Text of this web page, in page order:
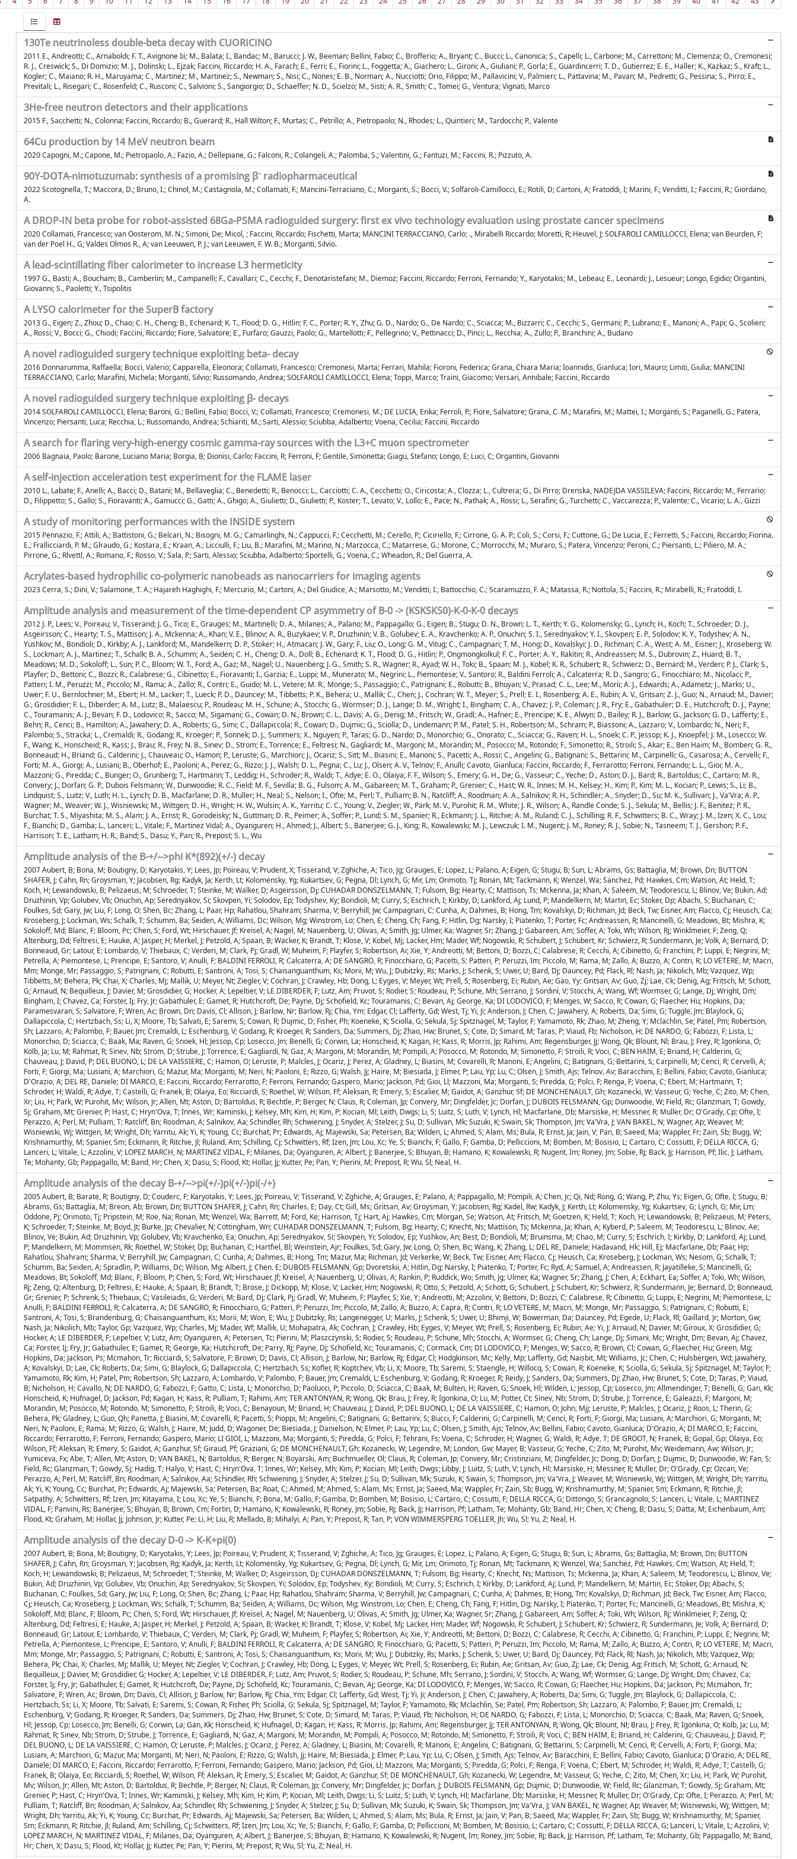
130Te neutrinoless double-beta decay with CUORICINO
2011 E., Andreotti; C., Arnaboldi; F. T., Avignone Iii; M., Balata; I., Bandac; M., Barucci; J. W., Beeman; Bellini, Fabio; C., Brofferio; A., Bryant; C., Bucci; L., Canonica; S., Capelli; L., Carbone; M., Carrettoni; M., Clemenza; O., Cremonesi;
R. J., Creswick; S., Di Domizio; M. J., Dolinski; L., Ejzak; Faccini, Riccardo; H. A., Farach; E., Ferri; E., Fiorini; L., Foggetta; A., Giachero; L., Gironi; A., Giuliani; P., Gorla; E., Guardincerri; T. D., Gutierrez; E. E., Haller; K., Kazkaz; S., Kraft; L.,
Kogler; C., Maiano; R. H., Maruyama; C., Martinez; M., Martinez; S., Newman; S., Nisi; C., Nones; E. B., Norman; A., Nucciotti; Orio, Filippo; M., Pallavicini; V., Palmieri; L., Pattavina; M., Pavan; M., Pedretti; G., Pessina; S., Pirro; E.,
Previtali; L., Risegari; C., Rosenfeld; C., Rusconi; C., Salvioni; S., Sangiorgio; D., Schaeffer; N. D., Scielzo; M., Sisti; A. R., Smith; C., Tomei; G., Ventura; Vignati, Marco
3He-free neutron detectors and their applications
2015 F., Sacchetti; N., Colonna; Faccini, Riccardo; B., Guerard; R., Hall Wilton; F., Murtas; C., Petrillo; A., Pietropaolo; N., Rhodes; L., Quintieri; M., Tardocchi; P., Valente
64Cu production by 14 MeV neutron beam
2020 Capogni, M.; Capone, M.; Pietropaolo, A.; Fazio, A.; Dellepiane, G.; Falconi, R.; Colangeli, A.; Palomba, S.; Valentini, G.; Fantuzi, M.; Faccini, R.; Pizzuto, A.
90Y-DOTA-nimotuzumab: synthesis of a promising β⁻ radiopharmaceutical
2022 Scotognella, T.; Maccora, D.; Bruno, I.; Chinol, M.; Castagnola, M.; Collamati, F.; Mancini-Terraciano, C.; Morganti, S.; Bocci, V.; Solfaroli-Camillocci, E.; Rotili, D; Cartoni, A; Fratoddi, I; Marini, F.; Venditti, I.; Faccini, R.; Giordano,
A.
A DROP-IN beta probe for robot-assisted 68Ga-PSMA radioguided surgery: first ex vivo technology evaluation using prostate cancer specimens
2020 Collamati, Francesco; van Oosterom, M. N.; Simoni, De; Micol, ; Faccini, Riccardo; Fischetti, Marta; MANCINI TERRACCIANO, Carlo; ., Mirabelli Riccardo; Moretti, R; Heuvel, J; SOLFAROLI CAMILLOCCI, Elena; van Beurden, F;
van der Poel H., G; Valdes Olmos R., A; van Leeuwen, P. J.; van Leeuwen, F. W. B.; Morganti, Silvio.
A lead-scintillating fiber calorimeter to increase L3 hermeticity
1997 G., Basti; A., Boucham; B., Camberlin; M., Campanelli; F., Cavallari; C., Cecchi; F., Denotaristefani; M., Diemoz; Faccini, Riccardo; Ferroni, Fernando; Y., Karyotakis; M., Lebeau; E., Leonardi; J., Lesueur; Longo, Egidio; Organtini,
Giovanni; S., Paoletti; Y., Tsipolitis
A LYSO calorimeter for the SuperB factory
2013 G., Eigen; Z., Zhou; D., Chao; C. H., Cheng; B., Echenard; K. T., Flood; D. G., Hitlin; F. C., Porter; R. Y., Zhu; G. D., Nardo; G., De Nardo; C., Sciacca; M., Bizzarri; C., Cecchi; S., Germani; P., Lubrano; E., Manoni; A., Papi; G., Scolieri;
A., Rossi; V., Bocci; G., Chiodi; Faccini, Riccardo; Fiore, Salvatore; E., Furfaro; Gauzzi, Paolo; G., Martellotti; F., Pellegrino; V., Pettinacci; D., Pinci; L., Recchia; A., Zullo; P., Branchini; A., Budano
A novel radioguided surgery technique exploiting beta- decay
2016 Donnarumma, Raffaella; Bocci, Valerio; Capparella, Eleonora; Collamati, Francesco; Cremonesi, Marta; Ferrari, Mahila; Fioroni, Federica; Grana, Chiara Maria; Ioannidis, Gianluca; Iori, Mauro; Limiti, Giulia; MANCINI
TERRACCIANO, Carlo; Marafini, Michela; Morganti, Silvio; Russomando, Andrea; SOLFAROLI CAMILLOCCI, Elena; Toppi, Marco; Traini, Giacomo; Versari, Annibale; Faccini, Riccardo
A novel radioguided surgery technique exploiting β- decays
2014 SOLFAROLI CAMILLOCCI, Elena; Baroni, G.; Bellini, Fabio; Bocci, V.; Collamati, Francesco; Cremonesi, M.; DE LUCIA, Erika; Ferroli, P.; Fiore, Salvatore; Grana, C. M.; Marafini, M.; Mattei, I.; Morganti, S.; Paganelli, G.; Patera,
Vincenzo; Piersanti, Luca; Recchia, L.; Russomando, Andrea; Schiariti, M.; Sarti, Alessio; Sciubba, Adalberto; Voena, Cecilia; Faccini, Riccardo
A search for flaring very-high-energy cosmic gamma-ray sources with the L3+C muon spectrometer
2006 Bagnaia, Paolo; Barone, Luciano Maria; Borgia, B; Dionisi, Carlo; Faccini, R; Ferroni, F; Gentile, Simonetta; Giagu, Stefano; Longo, E; Luci, C; Organtini, Giovanni
A self-injection acceleration test experiment for the FLAME laser
2010 L., Labate; F., Anelli; A., Bacci; D., Batani; M., Bellaveglia; C., Benedetti; R., Benocci; L., Cacciotti; C. A., Cecchetti; O., Ciricosta; A., Clozza; L., Cultrera; G., Di Pirro; Drenska, NADEJDA VASSILEVA; Faccini, Riccardo; M., Ferrario;
D., Filippetto; S., Gallo; S., Fioravanti; A., Gamucci; G., Gatti; A., Ghigo; A., Giulietti; D., Giulietti; P., Koster; T., Levato; V., Lollo; E., Pace; N., Pathak; A., Rossi; L., Serafini; G., Turchetti; C., Vaccarezza; P., Valente; C., Vicario; L. A., Gizzi
A study of monitoring performances with the INSIDE system
2015 Pennazio, F.; Attili, A.; Battistoni, G.; Belcari, N.; Bisogni, M. G.; Camarlinghi, N.; Cappucci, F.; Cecchetti, M.; Cerello, P.; Ciciriello, F.; Cirrone, G. A. P.; Coli, S.; Corsi, F.; Cuttone, G.; De Lucia, E.; Ferretti, S.; Faccini, Riccardo; Fiorina,
E.; Frallicciardi, P. M.; Glraudo, G.; Kostara, E.; Kraan, A.; Licciulli, F.; Liu, B.; Marafini, M.; Marino, N.; Marzocca, C.; Matarrese, G.; Morone, C.; Morrocchi, M.; Muraro, S.; Patera, Vincenzo; Peroni, C.; Piersanti, L.; Piliero, M. A.;
Pirrone, G.; Rlvettl, A.; Romano, F.; Rosso, V.; Sala, P.; Sarti, Alessio; Sciubba, Adalberto; Sportelli, G.; Voena, C.; Wheadon, R.; Del Guerra, A.
Acrylates-based hydrophilic co-polymeric nanobeads as nanocarriers for imaging agents
2023 Cerra, S.; Dini, V.; Salamone, T. A.; Hajareh Haghighi, F.; Mercurio, M.; Cartoni, A.; Del Giudice, A.; Marsotto, M.; Venditti, I.; Battocchio, C.; Scaramuzzo, F. A.; Matassa, R.; Nottola, S.; Faccini, R.; Mirabelli, R.; Fratoddi, I.
Amplitude analysis and measurement of the time-dependent CP asymmetry of B-0 -> (KSKSKS0)-K-0-K-0 decays
2012 J. P., Lees; V., Poireau; V., Tisserand; J. G., Tico; E., Grauges; M., Martinelli; D. A., Milanes; A., Palano; M., Pappagallo; G., Eigen; B., Stugu; D. N., Brown; L. T., Kerth; Y. G., Kolomensky; G., Lynch; H., Koch; T., Schroeder; D. J.,
Asgeirsson; C., Hearty; T. S., Mattison; J. A., Mckenna; A., Khan; V. E., Blinov; A. R., Buzykaev; V. P., Druzhinin; V. B., Golubev; E. A., Kravchenko; A. P., Onuchin; S. I., Serednyakov; Y. I., Skovpen; E. P., Solodov; K. Y., Todyshev; A. N.,
Yushkov; M., Bondioli; D., Kirkby; A. J., Lankford; M., Mandelkern; D. P., Stoker; H., Atmacan; J. W., Gary; F., Liu; O., Long; G. M., Vitug; C., Campagnari; T. M., Hong; D., Kovalskyi; J. D., Richman; C. A., West; A. M., Eisner; J., Kroseberg; W.
S., Lockman; A. J., Martinez; T., Schalk; B. A., Schumm; A., Seiden; C. H., Cheng; D. A., Doll; B., Echenard; K. T., Flood; D. G., Hitlin; P., Ongmongkolkul; F. C., Porter; A. Y., Rakitin; R., Andreassen; M. S., Dubrovin; Z., Huard; B. T.,
Meadows; M. D., Sokoloff; L., Sun; P. C., Bloom; W. T., Ford; A., Gaz; M., Nagel; U., Nauenberg; J. G., Smith; S. R., Wagner; R., Ayad; W. H., Toki; B., Spaan; M. J., Kobel; K. R., Schubert; R., Schwierz; D., Bernard; M., Verderi; P. J., Clark; S.,
Playfer; D., Bettoni; C., Bozzi; R., Calabrese; G., Cibinetto; E., Fioravanti; I., Garzia; E., Luppi; M., Munerato; M., Negrini; L., Piemontese; V., Santoro; R., Baldini Ferroli; A., Calcaterra; R. D., Sangro; G., Finocchiaro; M., Nicolaci; P.,
Patteri; I. M., Peruzzi; M., Piccolo; M., Rama; A., Zallo; R., Contri; E., Guido; M. L., Vetere; M. R., Monge; S., Passaggio; C., Patrignani; E., Robutti; B., Bhuyan; V., Prasad; C. L., Lee; M., Morii; A. J., Edwards; A., Adametz; J., Marks; U.,
Uwer; F. U., Bernlochner; M., Ebert; H. M., Lacker; T., Lueck; P. D., Dauncey; M., Tibbetts; P. K., Behera; U., Mallik; C., Chen; J., Cochran; W. T., Meyer; S., Prell; E. I., Rosenberg; A. E., Rubin; A. V., Gritsan; Z. J., Guo; N., Arnaud; M., Davier;
G., Grosdidier; F. L., Diberder; A. M., Lutz; B., Malaescu; P., Roudeau; M. H., Schune; A., Stocchi; G., Wormser; D. J., Lange; D. M., Wright; I., Bingham; C. A., Chavez; J. P., Coleman; J. R., Fry; E., Gabathuler; D. E., Hutchcroft; D. J., Payne;
C., Touramanis; A. J., Bevan; F. D., Lodovico; R., Sacco; M., Sigamani; G., Cowan; D. N., Brown; C. L., Davis; A. G., Denig; M., Fritsch; W., Gradl; A., Hafner; E., Prencipe; K. E., Alwyn; D., Bailey; R. J., Barlow; G., Jackson; G. D., Lafferty; E.,
Behn; R., Cenci; B., Hamilton; A., Jawahery; D. A., Roberts; G., Simi; C., Dallapiccola; R., Cowan; D., Dujmic; G., Sciolla; D., Lindemann; P. M., Patel; S. H., Robertson; M., Schram; P., Biassoni; A., Lazzaro; V., Lombardo; N., Neri; F.,
Palombo; S., Stracka; L., Cremaldi; R., Godang; R., Kroeger; P., Sonnek; D. J., Summers; X., Nguyen; P., Taras; G. D., Nardo; D., Monorchio; G., Onorato; C., Sciacca; G., Raven; H. L., Snoek; C. P., Jessop; K. J., Knoepfel; J. M., Losecco; W.
F., Wang; K., Honscheid; R., Kass; J., Brau; R., Frey; N. B., Sinev; D., Strom; E., Torrence; E., Feltresi; N., Gagliardi; M., Margoni; M., Morandin; M., Posocco; M., Rotondo; F., Simonetto; R., Stroili; S., Akar; E., Ben Haim; M., Bomben; G. R.,
Bonneaud; H., Briand; G., Calderini; J., Chauveau; O., Hamon; P., Leruste; G., Marchiori; J., Ocariz; S., Sitt; M., Biasini; E., Manoni; S., Pacetti; A., Rossi; C., Angelini; G., Batignani; S., Bettarini; M., Carpinelli; G., Casarosa; A., Cervelli; F.,
Forti; M. A., Giorgi; A., Lusiani; B., Oberhof; E., Paoloni; A., Perez; G., Rizzo; J. J., Walsh; D. L., Pegna; C., Lu; J., Olsen; A. V., Telnov; F., Anulli; Cavoto, Gianluca; Faccini, Riccardo; F., Ferrarotto; Ferroni, Fernando; L. L., Gioi; M. A.,
Mazzoni; G., Piredda; C., Bunger; O., Grunberg; T., Hartmann; T., Leddig; H., Schroder; R., Waldi; T., Adye; E. O., Olaiya; F. F., Wilson; S., Emery; G. H., De; G., Vasseur; C., Yeche; D., Aston; D. J., Bard; R., Bartoldus; C., Cartaro; M. R.,
Convery; J., Dorfan; G. P., Dubois Felsmann; W., Dunwoodie; R. C., Field; M. F., Sevilla; B. G., Fulsom; A. M., Gabareen; M. T., Graham; P., Grenier; C., Hast; W. R., Innes; M. H., Kelsey; H., Kim; P., Kim; M. L., Kocian; P., Lewis; S., Li; B.,
Lindquist; S., Luitz; V., Luth; H. L., Lynch; D. B., Macfarlane; D. R., Muller; H., Neal; S., Nelson; I., Ofte; M., Perl; T., Pulliam; B. N., Ratcliff; A., Roodman; A. A., Salnikov; R. H., Schindler; A., Snyder; D., Su; M. K., Sullivan; J., Va'Vra; A. P.,
Wagner; M., Weaver; W. J., Wisniewski; M., Wittgen; D. H., Wright; H. W., Wulsin; A. K., Yarritu; C. C., Young; V., Ziegler; W., Park; M. V., Purohit; R. M., White; J. R., Wilson; A., Randle Conde; S. J., Sekula; M., Bellis; J. F., Benitez; P. R.,
Burchat; T. S., Miyashita; M. S., Alam; J. A., Ernst; R., Gorodeisky; N., Guttman; D. R., Peimer; A., Soffer; P., Lund; S. M., Spanier; R., Eckmann; J. L., Ritchie; A. M., Ruland; C. J., Schilling; R. F., Schwitters; B. C., Wray; J. M., Izen; X. C., Lou;
F., Bianchi; D., Gamba; L., Lanceri; L., Vitale; F., Martinez Vidal; A., Oyanguren; H., Ahmed; J., Albert; S., Banerjee; G. J., King; R., Kowalewski; M. J., Lewczuk; I. M., Nugent; J. M., Roney; R. J., Sobie; N., Tasneem; T. J., Gershon; P. F.,
Harrison; T. E., Latham; H. R., Band; S., Dasu; Y., Pan; R., Prepost; S. L., Wu
Amplitude analysis of the B-+/-->phi K*(892)(+/-) decay
2007 Aubert, B; Bona, M; Boutigny, D; Karyotakis, Y; Lees, Jp; Poireau, V; Prudent, X; Tisserand, V; Zghiche, A; Tico, Jg; Grauges, E; Lopez, L; Palano, A; Eigen, G; Stugu, B; Sun, L; Abrams, Gs; Battaglia, M; Brown, Dn; BUTTON
SHAFER, J; Cahn, Rn; Groysman, Y; Jacobsen, Rg; Kadyk, Ja; Kerth, Lt; Kolomensky, Yg; Kukartsev, G; Pegna, Dl; Lynch, G; Mir, Lm; Orimoto, Tj; Ronan, Mt; Tackmann, K; Wenzel, Wa; Sanchez, Pd; Hawkes, Cm; Watson, At; Held, T;
Koch, H; Lewandowski, B; Pelizaeus, M; Schroeder, T; Steinke, M; Walker, D; Asgeirsson, Dj; CUHADAR DONSZELMANN, T; Fulsom, Bg; Hearty, C; Mattison, Ts; Mckenna, Ja; Khan, A; Saleem, M; Teodorescu, L; Blinov, Ve; Bukin, Ad;
Druzhinin, Vp; Golubev, Vb; Onuchin, Ap; Serednyakov, Si; Skovpen, Yi; Solodov, Ep; Todyshev, Ky; Bondioli, M; Curry, S; Eschrich, I; Kirkby, D; Lankford, Aj; Lund, P; Mandelkern, M; Martin, Ec; Stoker, Dp; Abachi, S; Buchanan, C;
Foulkes, Sd; Gary, Jw; Liu, F; Long, O; Shen, Bc; Zhang, L; Paar, Hp; Rahatlou, Shahram; Sharma, V; Berryhill, Jw; Campagnari, C; Cunha, A; Dahmes, B; Hong, Tm; Kovalskyi, D; Richman, Jd; Beck, Tw; Eisner, Am; Flacco, Cj; Heusch, Ca;
Kroseberg, J; Lockman, Ws; Schalk, T; Schumm, Ba; Seiden, A; Williams, Dc; Wilson, Mg; Winstrom, Lo; Chen, E; Cheng, Ch; Fang, F; Hitlin, Dg; Narsky, I; Piatenko, T; Porter, Fc; Andreassen, R; Mancinelli, G; Meadows, Bt; Mishra, K;
Sokoloff, Md; Blanc, F; Bloom, Pc; Chen, S; Ford, Wt; Hirschauer, Jf; Kreisel, A; Nagel, M; Nauenberg, U; Olivas, A; Smith, Jg; Ulmer, Ka; Wagner, Sr; Zhang, J; Gabareen, Am; Soffer, A; Toki, Wh; Wilson, Rj; Winklmeier, F; Zeng, Q;
Altenburg, Dd; Feltresi, E; Hauke, A; Jasper, H; Merkel, J; Petzold, A; Spaan, B; Wacker, K; Brandt, T; Klose, V; Kobel, Mj; Lacker, Hm; Mader, Wf; Nogowski, R; Schubert, J; Schubert, Kr; Schwierz, R; Sundermann, Je; Volk, A; Bernard, D;
Bonneaud, Gr; Latour, E; Lombardo, V; Thiebaux, C; Verderi, M; Clark, Pj; Gradl, W; Muheim, F; Playfer, S; Robertson, Ai; Xie, Y; Andreotti, M; Bettoni, D; Bozzi, C; Calabrese, R; Cecchi, A; Cibinetto, G; Franchini, P; Luppi, E; Negrini, M;
Petrella, A; Piemontese, L; Prencipe, E; Santoro, V; Anulli, F; BALDINI FERROLI, R; Calcaterra, A; DE SANGRO, R; Finocchiaro, G; Pacetti, S; Patteri, P; Peruzzi, Im; Piccolo, M; Rama, M; Zallo, A; Buzzo, A; Contri, R; LO VETERE, M; Macri,
Mm; Monge, Mr; Passaggio, S; Patrignani, C; Robutti, E; Santroni, A; Tosi, S; Chaisanguanthum, Ks; Morii, M; Wu, J; Dubitzky, Rs; Marks, J; Schenk, S; Uwer, U; Bard, Dj; Dauncey, Pd; Flack, Rl; Nash, Ja; Nikolich, Mb; Vazquez, Wp;
Tibbetts, M; Behera, Pk; Chai, X; Charles, Mj; Mallik, U; Meyer, Nt; Ziegler, V; Cochran, J; Crawley, Hb; Dong, L; Eyges, V; Meyer, Wt; Prell, S; Rosenberg, Ei; Rubin, Ae; Gao, Yy; Gritsan, Av; Guo, Zj; Lae, Ck; Denig, Ag; Fritsch, M; Schott,
G; Arnaud, N; Bequilleux, J; Davier, M; Grosdidier, G; Hocker, A; Lepeltier, V; LE DIBERDER, F; Lutz, Am; Pruvot, S; Rodier, S; Roudeau, P; Schune, Mh; Serrano, J; Sordini, V; Stocchi, A; Wang, Wf; Wormser, G; Lange, Dj; Wright, Dm;
Bingham, I; Chavez, Ca; Forster, Ij; Fry, Jr; Gabathuler, E; Gamet, R; Hutchcroft, De; Payne, Dj; Schofield, Kc; Touramanis, C; Bevan, Aj; George, Ka; DI LODOVICO, F; Menges, W; Sacco, R; Cowan, G; Flaecher, Hu; Hopkins, Da;
Paramesvaran, S; Salvatore, F; Wren, Ac; Brown, Dn; Davis, Cl; Allison, J; Barlow, Nr; Barlow, Rj; Chia, Ym; Edgar, Cl; Lafferty, Gd; West, Tj; Yi, Ji; Anderson, J; Chen, C; Jawahery, A; Roberts, Da; Simi, G; Tuggle, Jm; Blaylock, G;
Dallapiccola, C; Hertzbach, Ss; Li, X; Moore, Tb; Salvati, E; Saremi, S; Cowan, R; Dujmic, D; Fisher, Ph; Koeneke, K; Sciolla, G; Sekula, Sj; Spitznagel, M; Taylor, F; Yamamoto, Rk; Zhao, M; Zheng, Y; Mclachlin, Se; Patel, Pm; Robertson,
Sh; Lazzaro, A; Palombo, F; Bauer, Jm; Cremaldi, L; Eschenburg, V; Godang, R; Kroeger, R; Sanders, Da; Summers, Dj; Zhao, Hw; Brunet, S; Cote, D; Simard, M; Taras, P; Viaud, Fb; Nicholson, H; DE NARDO, G; Fabozzi, F; Lista, L;
Monorchio, D; Sciacca, C; Baak, Ma; Raven, G; Snoek, Hl; Jessop, Cp; Losecco, Jm; Benelli, G; Corwin, La; Honscheid, K; Kagan, H; Kass, R; Morris, Jp; Rahimi, Am; Regensburger, Jj; Wong, Qk; Blount, Nl; Brau, J; Frey, R; Igonkina, O;
Kolb, Ja; Lu, M; Rahmat, R; Sinev, Nb; Strom, D; Strube, J; Torrence, E; Gagliardi, N; Gaz, A; Margoni, M; Morandin, M; Pompili, A; Posocco, M; Rotondo, M; Simonetto, F; Stroili, R; Voci, C; BEN HAIM, E; Briand, H; Calderini, G;
Chauveau, J; David, P; DEL BUONO, L; DE LA VAISSIERE, C; Hamon, O; Leruste, P; Malcles, J; Ocariz, J; Perez, A; Gladney, L; Biasini, M; Covarelli, R; Manoni, E; Angelini, C; Batignani, G; Bettarini, S; Carpinelli, M; Cenci, R; Cervelli, A;
Forti, F; Giorgi, Ma; Lusiani, A; Marchiori, G; Mazur, Ma; Morganti, M; Neri, N; Paoloni, E; Rizzo, G; Walsh, Jj; Haire, M; Biesiada, J; Elmer, P; Lau, Yp; Lu, C; Olsen, J; Smith, Ajs; Telnov, Av; Baracchini, E; Bellini, Fabio; Cavoto, Gianluca;
D'Orazio, A; DEL RE, Daniele; DI MARCO, E; Faccini, Riccardo; Ferrarotto, F; Ferroni, Fernando; Gaspero, Mario; Jackson, Pd; Gioi, Ll; Mazzoni, Ma; Morganti, S; Piredda, G; Polci, F; Renga, F; Voena, C; Ebert, M; Hartmann, T;
Schroder, H; Waldi, R; Adye, T; Castelli, G; Franek, B; Olaiya, Eo; Ricciardi, S; Roethel, W; Wilson, Ff; Aleksan, R; Emery, S; Escalier, M; Gaidot, A; Ganzhur, Sf; DE MONCHENAULT, Gh; Kozanecki, W; Vasseur, G; Yeche, C; Zito, M; Chen,
Xr; Liu, H; Park, W; Purohit, Mv; Wilson, Jr; Allen, Mt; Aston, D; Bartoldus, R; Bechtle, P; Berger, N; Claus, R; Coleman, Jp; Convery, Mr; Dingfelder, Jc; Dorfan, J; DUBOIS FELSMANN, Gp; Dunwoodie, W; Field, Rc; Glanzman, T; Gowdy,
Sj; Graham, Mt; Grenier, P; Hast, C; Hryn'Ova, T; Innes, Wr; Kaminski, J; Kelsey, Mh; Kim, H; Kim, P; Kocian, Ml; Leith, Dwgs; Li, S; Luitz, S; Luth, V; Lynch, Hl; Macfarlane, Db; Marsiske, H; Messner, R; Muller, Dr; O'Grady, Cp; Ofte, I;
Perazzo, A; Perl, M; Pulliam, T; Ratcliff, Bn; Roodman, A; Salnikov, Aa; Schindler, Rh; Schwiening, J; Snyder, A; Stelzer, J; Su, D; Sullivan, Mk; Suzuki, K; Swain, Sk; Thompson, Jm; Va'Vra, J; VAN BAKEL, N; Wagner, Ap; Weaver, M;
Wisniewski, Wj; Wittgen, M; Wright, Dh; Yarritu, Ak; Yi, K; Young, Cc; Burchat, Pr; Edwards, Aj; Majewski, Sa; Petersen, Ba; Wilden, L; Ahmed, S; Alam, Ms; Bula, R; Ernst, Ja; Jain, V; Pan, B; Saeed, Ma; Wappler, Fr; Zain, Sb; Bugg, W;
Krishnamurthy, M; Spanier, Sm; Eckmann, R; Ritchie, Jl; Ruland, Am; Schilling, Cj; Schwitters, Rf; Izen, Jm; Lou, Xc; Ye, S; Bianchi, F; Gallo, F; Gamba, D; Pelliccioni, M; Bomben, M; Bosisio, L; Cartaro, C; Cossutti, F; DELLA RICCA, G;
Lanceri, L; Vitale, L; Azzolini, V; LOPEZ MARCH, N; MARTINEZ VIDAL, F; Milanes, Da; Oyanguren, A; Albert, J; Banerjee, S; Bhuyan, B; Hamano, K; Kowalewski, R; Nugent, Im; Roney, Jm; Sobie, Rj; Back, Jj; Harrison, Pf; Ilic, J; Latham,
Te; Mohanty, Gb; Pappagallo, M; Band, Hr; Chen, X; Dasu, S; Flood, Kt; Hollar, Jj; Kutter, Pe; Pan, Y; Pierini, M; Prepost, R; Wu, Sl; Neal, H.
Amplitude analysis of the decay B-+/-->pi(+/-)pi(+/-)pi(-/+)
2005 Aubert, B; Barate, R; Boutigny, D; Couderc, F; Karyotakis, Y; Lees, Jp; Poireau, V; Tisserand, V; Zghiche, A; Grauges, E; Palano, A; Pappagallo, M; Pompili, A; Chen, Jc; Qi, Nd; Rong, G; Wang, P; Zhu, Ys; Eigen, G; Ofte, I; Stugu, B;
Abrams, Gs; Battaglia, M; Breon, Ab; Brown, Dn; BUTTON SHAFER, J; Cahn, Rn; Charles, E; Day, Ct; Gill, Ms; Gritsan, Av; Groysman, Y; Jacobsen, Rg; Kadel, Rw; Kadyk, J; Kerth, Lt; Kolomensky, Yg; Kukartsev, G; Lynch, G; Mir, Lm;
Oddone, Pj; Orimoto, Tj; Pripstein, M; Roe, Na; Ronan, Mt; Wenzel, Wa; Barrett, M; Ford, Ke; Harrison, Tj; Hart, Aj; Hawkes, Cm; Morgan, Se; Watson, At; Fritsch, M; Goetzen, K; Held, T; Koch, H; Lewandowski, B; Pelizaeus, M; Peters,
K; Schroeder, T; Steinke, M; Boyd, Jt; Burke, Jp; Chevalier, N; Cottingham, Wn; CUHADAR DONSZELMANN, T; Fulsom, Bg; Hearty, C; Knecht, Ns; Mattison, Ts; Mckenna, Ja; Khan, A; Kyberd, P; Saleem, M; Teodorescu, L; Blinov, Ae;
Blinov, Ve; Bukin, Ad; Druzhinin, Vp; Golubev, Vb; Kravchenko, Ea; Onuchin, Ap; Serednyakov, Si; Skovpen, Yi; Solodov, Ep; Yushkov, An; Best, D; Bondioli, M; Bruinsma, M; Chao, M; Curry, S; Eschrich, I; Kirkby, D; Lankford, Aj; Lund,
P; Mandelkern, M; Mommsen, Rk; Roethel, W; Stoker, Dp; Buchanan, C; Hartfiel, Bl; Weinstein, Ajr; Foulkes, Sd; Gary, Jw; Long, O; Shen, Bc; Wang, K; Zhang, L; DEL RE, Daniele; Hadavand, Hk; Hill, Ej; Macfarlane, Db; Paar, Hp;
Rahatlou, Shahram; Sharma, V; Berryhill, Jw; Campagnari, C; Cunha, A; Dahmes, B; Hong, Tm; Mazur, Ma; Richman, Jd; Verkerke, W; Beck, Tw; Eisner, Am; Flacco, Cj; Heusch, Ca; Kroseberg, J; Lockman, Ws; Nesom, G; Schalk, T;
Schumm, Ba; Seiden, A; Spradlin, P; Williams, Dc; Wilson, Mg; Albert, J; Chen, E; DUBOIS FELSMANN, Gp; Dvoretskii, A; Hitlin, Dg; Narsky, I; Piatenko, T; Porter, Fc; Ryd, A; Samuel, A; Andreassen, R; Jayatilleke, S; Mancinelli, G;
Meadows, Bt; Sokoloff, Md; Blanc, F; Bloom, P; Chen, S; Ford, Wt; Hirschauer, Jf; Kreisel, A; Nauenberg, U; Olivas, A; Rankin, P; Ruddick, Wo; Smith, Jg; Ulmer, Ka; Wagner, Sr; Zhang, J; Chen, A; Eckhart, Ea; Soffer, A; Toki, Wh; Wilson,
Rj; Zeng, Q; Altenburg, D; Feltresi, E; Hauke, A; Spaan, B; Brandt, T; Brose, J; Dickopp, M; Klose, V; Lacker, Hm; Nogowski, R; Otto, S; Petzold, A; Schott, G; Schubert, J; Schubert, Kr; Schwierz, R; Sundermann, Je; Bernard, D; Bonneaud,
Gr; Grenier, P; Schrenk, S; Thiebaux, C; Vasileiadis, G; Verderi, M; Bard, Dj; Clark, Pj; Gradl, W; Muheim, F; Playfer, S; Xie, Y; Andreotti, M; Azzolini, V; Bettoni, D; Bozzi, C; Calabrese, R; Cibinetto, G; Luppi, E; Negrini, M; Piemontese, L;
Anulli, F; BALDINI FERROLI, R; Calcaterra, A; DE SANGRO, R; Finocchiaro, G; Patteri, P; Peruzzi, Im; Piccolo, M; Zallo, A; Buzzo, A; Capra, R; Contri, R; LO VETERE, M; Macri, M; Monge, Mr; Passaggio, S; Patrignani, C; Robutti, E;
Santroni, A; Tosi, S; Brandenburg, G; Chaisanguanthum, Ks; Morii, M; Won, E; Wu, J; Dubitzky, Rs; Langenegger, U; Marks, J; Schenk, S; Uwer, U; Bhimji, W; Bowerman, Da; Dauncey, Pd; Egede, U; Flack, Rl; Gaillard, Jr; Morton, Gw;
Nash, Ja; Nikolich, Mb; Taylor, Gp; Vazquez, Wp; Charles, Mj; Mader, Wf; Mallik, U; Mohapatra, Ak; Cochran, J; Crawley, Hb; Eyges, V; Meyer, Wt; Prell, S; Rosenberg, Ei; Rubin, Ae; Yi, J; Arnaud, N; Davier, M; Giroux, X; Grosdidier, G;
Hocker, A; LE DIBERDER, F; Lepeltier, V; Lutz, Am; Oyanguren, A; Petersen, Tc; Pierini, M; Plaszczynski, S; Rodier, S; Roudeau, P; Schune, Mh; Stocchi, A; Wormser, G; Cheng, Ch; Lange, Dj; Simani, Mc; Wright, Dm; Bevan, Aj; Chavez,
Ca; Forster, Ij; Fry, Jr; Gabathuler, E; Gamet, R; George, Ka; Hutchcroft, De; Parry, Rj; Payne, Dj; Schofield, Kc; Touramanis, C; Cormack, Cm; DI LODOVICO, F; Menges, W; Sacco, R; Brown, Cl; Cowan, G; Flaecher, Hu; Green, Mg;
Hopkins, Da; Jackson, Ps; Mcmahon, Tr; Ricciardi, S; Salvatore, F; Brown, D; Davis, Cl; Allison, J; Barlow, Nr; Barlow, Rj; Edgar, Cl; Hodgkinson, Mc; Kelly, Mp; Lafferty, Gd; Naisbit, Mt; Williams, Jc; Chen, C; Hulsbergen, Wd; Jawahery,
A; Kovalskyi, D; Lae, Ck; Roberts, Da; Simi, G; Blaylock, G; Dallapiccola, C; Hertzbach, Ss; Kofler, R; Koptchev, Vb; Li, X; Moore, Tb; Saremi, S; Staengle, H; Willocq, S; Cowan, R; Koeneke, K; Sciolla, G; Sekula, Sj; Spitznagel, M; Taylor, F;
Yamamoto, Rk; Kim, H; Patel, Pm; Robertson, Sh; Lazzaro, A; Lombardo, V; Palombo, F; Bauer, Jm; Cremaldi, L; Eschenburg, V; Godang, R; Kroeger, R; Reidy, J; Sanders, Da; Summers, Dj; Zhao, Hw; Brunet, S; Cote, D; Taras, P; Viaud,
B; Nicholson, H; Cavallo, N; DE NARDO, G; Fabozzi, F; Gatto, C; Lista, L; Monorchio, D; Paolucci, P; Piccolo, D; Sciacca, C; Baak, M; Bulten, H; Raven, G; Snoek, Hl; Wilden, L; Jessop, Cp; Losecco, Jm; Allmendinger, T; Benelli, G; Gan, Kk;
Honscheid, K; Hufnagel, D; Jackson, Pd; Kagan, H; Kass, R; Pulliam, T; Rahimi, Am; TER ANTONYAN, R; Wong, Qk; Brau, J; Frey, R; Igonkina, O; Lu, M; Potter, Ct; Sinev, Nb; Strom, D; Strube, J; Torrence, E; Galeazzi, F; Margoni, M;
Morandin, M; Posocco, M; Rotondo, M; Simonetto, F; Stroili, R; Voci, C; Benayoun, M; Briand, H; Chauveau, J; David, P; DEL BUONO, L; DE LA VAISSIERE, C; Hamon, O; John, Mjj; Leruste, P; Malcles, J; Ocariz, J; Roos, L; Therin, G;
Behera, Pk; Gladney, L; Guo, Qh; Panetta, J; Biasini, M; Covarelli, R; Pacetti, S; Pioppi, M; Angelini, C; Batignani, G; Bettarini, S; Bucci, F; Calderini, G; Carpinelli, M; Cenci, R; Forti, F; Giorgi, Ma; Lusiani, A; Marchiori, G; Morganti, M;
Neri, N; Paoloni, E; Rama, M; Rizzo, G; Walsh, J; Haire, M; Judd, D; Wagoner, De; Biesiada, J; Danielson, N; Elmer, P; Lau, Yp; Lu, C; Olsen, J; Smith, Ajs; Telnov, Av; Bellini, Fabio; Cavoto, Gianluca; D'Orazio, A; DI MARCO, E; Faccini,
Riccardo; Ferrarotto, F; Ferroni, Fernando; Gaspero, Mario; LI GIOI, L; Mazzoni, Ma; Morganti, S; Piredda, G; Polci, F; Tehrani, Fs; Voena, C; Schroder, H; Wagner, G; Waldi, R; Adye, T; DE GROOT, N; Franek, B; Gopal, Gp; Olaiya, Eo;
Wilson, Ff; Aleksan, R; Emery, S; Gaidot, A; Ganzhur, Sf; Giraud, Pf; Graziani, G; DE MONCHENAULT, Gh; Kozanecki, W; Legendre, M; London, Gw; Mayer, B; Vasseur, G; Yeche, C; Zito, M; Purohit, Mv; Weidemann, Aw; Wilson, Jr;
Yumiceva, Fx; Abe, T; Allen, Mt; Aston, D; VAN BAKEL, N; Bartoldus, R; Berger, N; Boyarski, Am; Buchmueller, Ol; Claus, R; Coleman, Jp; Convery, Mr; Cristinziani, M; Dingfelder, Jc; Dong, D; Dorfan, J; Dujmic, D; Dunwoodie, W; Fan, S;
Field, Rc; Glanzman, T; Gowdy, Sj; Hadig, T; Halyo, V; Hast, C; Hryn'Ova, T; Innes, Wr; Kelsey, Mh; Kim, P; Kocian, Ml; Leith, Dwgs; Libby, J; Luitz, S; Luth, V; Lynch, Hl; Marsiske, H; Messner, R; Muller, Dr; O'Grady, Cp; Ozcan, Ve;
Perazzo, A; Perl, M; Ratcliff, Bn; Roodman, A; Salnikov, Aa; Schindler, Rh; Schwiening, J; Snyder, A; Stelzer, J; Su, D; Sullivan, Mk; Suzuki, K; Swain, S; Thompson, Jm; Va'Vra, J; Weaver, M; Wisniewski, Wj; Wittgen, M; Wright, Dh; Yarritu,
Ak; Yi, K; Young, Cc; Burchat, Pr; Edwards, Aj; Majewski, Sa; Petersen, Ba; Roat, C; Ahmed, M; Ahmed, S; Alam, Ms; Ernst, Ja; Saeed, Ma; Wappler, Fr; Zain, Sb; Bugg, W; Krishnamurthy, M; Spanier, Sm; Eckmann, R; Ritchie, Jl;
Satpathy, A; Schwitters, Rf; Izen, Jm; Kitayama, I; Lou, Xc; Ye, S; Bianchi, F; Bona, M; Gallo, F; Gamba, D; Bomben, M; Bosisio, L; Cartaro, C; Cossutti, F; DELLA RICCA, G; Dittongo, S; Grancagnolo, S; Lanceri, L; Vitale, L; MARTINEZ
VIDAL, F; Panvini, Rs; Banerjee, S; Bhuyan, B; Brown, Cm; Fortin, D; Hamano, K; Kowalewski, R; Roney, Jm; Sobie, Rj; Back, Jj; Harrison, Pf; Latham, Te; Mohanty, Gb; Band, Hr; Chen, X; Cheng, B; Dasu, S; Datta, M; Eichenbaum, Am;
Flood, Kt; Graham, M; Hollar, Jj; Johnson, Jr; Kutter, Pe; Li, H; Liu, R; Mellado, B; Mihalyi, A; Pan, Y; Prepost, R; Tan, P; VON WIMMERSPERG TOELLER, Jh; Wu, Sl; Yu, Z; Neal, H.
Amplitude analysis of the decay D-0 -> K-K+pi(0)
2007 Aubert, B; Bona, M; Boutigny, D; Karyotakis, Y; Lees, Jp; Poireau, V; Prudent, X; Tisserand, V; Zghiche, A; Tico, Jg; Grauges, E; Lopez, L; Palano, A; Eigen, G; Stugu, B; Sun, L; Abrams, Gs; Battaglia, M; Brown, Dn; BUTTON
SHAFER, J; Cahn, Rn; Groysman, Y; Jacobsen, Rg; Kadyk, Ja; Kerth, Lt; Kolomensky, Yg; Kukartsev, G; Pegna, Dl; Lynch, G; Mir, Lm; Orimoto, Tj; Ronan, Mt; Tackmann, K; Wenzel, Wa; Sanchez, Pd; Hawkes, Cm; Watson, At; Held, T;
Koch, H; Lewandowski, B; Pelizaeus, M; Schroeder, T; Steinke, M; Walker, D; Asgeirsson, Dj; CUHADAR DONSZELMANN, T; Fulsom, Bg; Hearty, C; Knecht, Ns; Mattison, Ts; Mckenna, Ja; Khan, A; Saleem, M; Teodorescu, L; Blinov, Ve;
Bukin, Ad; Druzhinin, Vp; Golubev, Vb; Onuchin, Ap; Serednyakov, Si; Skovpen, Yi; Solodov, Ep; Todyshev, Ky; Bondioli, M; Curry, S; Eschrich, I; Kirkby, D; Lankford, Aj; Lund, P; Mandelkern, M; Martin, Ec; Stoker, Dp; Abachi, S;
Buchanan, C; Foulkes, Sd; Gary, Jw; Liu, F; Long, O; Shen, Bc; Zhang, L; Paar, Hp; Rahatlou, Shahram; Sharma, V; Berryhill, Jw; Campagnari, C; Cunha, A; Dahmes, B; Hong, Tm; Kovalskyi, D; Richman, Jd; Beck, Tw; Eisner, Am; Flacco,
Cj; Heusch, Ca; Kroseberg, J; Lockman, Ws; Schalk, T; Schumm, Ba; Seiden, A; Williams, Dc; Wilson, Mg; Winstrom, Lo; Chen, E; Cheng, Ch; Fang, F; Hitlin, Dg; Narsky, I; Piatenko, T; Porter, Fc; Mancinelli, G; Meadows, Bt; Mishra, K;
Sokoloff, Md; Blanc, F; Bloom, Pc; Chen, S; Ford, Wt; Hirschauer, Jf; Kreisel, A; Nagel, M; Nauenberg, U; Olivas, A; Smith, Jg; Ulmer, Ka; Wagner, Sr; Zhang, J; Gabareen, Am; Soffer, A; Toki, Wh; Wilson, Rj; Winklmeier, F; Zeng, Q;
Altenburg, Dd; Feltresi, E; Hauke, A; Jasper, H; Merkel, J; Petzold, A; Spaan, B; Wacker, K; Brandt, T; Klose, V; Kobel, Mj; Lacker, Hm; Mader, Wf; Nogowski, R; Schubert, J; Schubert, Kr; Schwierz, R; Sundermann, Je; Volk, A; Bernard, D;
Bonneaud, Gr; Latour, E; Lombardo, V; Thiebaux, C; Verderi, M; Clark, Pj; Gradl, W; Muheim, F; Playfer, S; Robertson, Ai; Xie, Y; Andreotti, M; Bettoni, D; Bozzi, C; Calabrese, R; Cecchi, A; Cibinetto, G; Franchini, P; Luppi, E; Negrini, M;
Petrella, A; Piemontese, L; Prencipe, E; Santoro, V; Anulli, F; BALDINI FERROLI, R; Calcaterra, A; DE SANGRO, R; Finocchiaro, G; Pacetti, S; Patteri, P; Peruzzi, Im; Piccolo, M; Rama, M; Zallo, A; Buzzo, A; Contri, R; LO VETERE, M; Macri,
Mm; Monge, Mr; Passaggio, S; Patrignani, C; Robutti, E; Santroni, A; Tosi, S; Chaisanguanthum, Ks; Morii, M; Wu, J; Dubitzky, Rs; Marks, J; Schenk, S; Uwer, U; Bard, Dj; Dauncey, Pd; Flack, Rl; Nash, Ja; Nikolich, Mb; Vazquez, Wp;
Behera, Pk; Chai, X; Charles, Mj; Mallik, U; Meyer, Nt; Ziegler, V; Cochran, J; Crawley, Hb; Dong, L; Eyges, V; Meyer, Wt; Prell, S; Rosenberg, Ei; Rubin, Ae; Gritsan, Av; Guo, Zj; Lae, Ck; Denig, Ag; Fritsch, M; Schott, G; Arnaud, N;
Bequilleux, J; Davier, M; Grosdidier, G; Hocker, A; Lepeltier, V; LE DIBERDER, F; Lutz, Am; Pruvot, S; Rodier, S; Roudeau, P; Schune, Mh; Serrano, J; Sordini, V; Stocchi, A; Wang, Wf; Wormser, G; Lange, Dj; Wright, Dm; Chavez, Ca;
Forster, Ij; Fry, Jr; Gabathuler, E; Gamet, R; Hutchcroft, De; Payne, Dj; Schofield, Kc; Touramanis, C; Bevan, Aj; George, Ka; DI LODOVICO, F; Menges, W; Sacco, R; Cowan, G; Flaecher, Hu; Hopkins, Da; Jackson, Ps; Mcmahon, Tr;
Salvatore, F; Wren, Ac; Brown, Dn; Davis, Cl; Allison, J; Barlow, Nr; Barlow, Rj; Chia, Ym; Edgar, Cl; Lafferty, Gd; West, Tj; Yi, Ji; Anderson, J; Chen, C; Jawahery, A; Roberts, Da; Simi, G; Tuggle, Jm; Blaylock, G; Dallapiccola, C;
Hertzbach, Ss; Li, X; Moore, Tb; Salvati, E; Saremi, S; Cowan, R; Fisher, Ph; Sciolla, G; Sekula, Sj; Spitznagel, M; Taylor, F; Yamamoto, Rk; Mclachlin, Se; Patel, Pm; Robertson, Sh; Lazzaro, A; Palombo, F; Bauer, Jm; Cremaldi, L;
Eschenburg, V; Godang, R; Kroeger, R; Sanders, Da; Summers, Dj; Zhao, Hw; Brunet, S; Cote, D; Simard, M; Taras, P; Viaud, Fb; Nicholson, H; DE NARDO, G; Fabozzi, F; Lista, L; Monorchio, D; Sciacca, C; Baak, Ma; Raven, G; Snoek,
Hl; Jessop, Cp; Losecco, Jm; Benelli, G; Corwin, La; Gan, Kk; Honscheid, K; Hufnagel, D; Kagan, H; Kass, R; Morris, Jp; Rahimi, Am; Regensburger, Jj; TER ANTONYAN, R; Wong, Qk; Blount, Nl; Brau, J; Frey, R; Igonkina, O; Kolb, Ja; Lu, M;
Rahmat, R; Sinev, Nb; Strom, D; Strube, J; Torrence, E; Gagliardi, N; Gaz, A; Margoni, M; Morandin, M; Pompili, A; Posocco, M; Rotondo, M; Simonetto, F; Stroili, R; Voci, C; BEN HAIM, E; Briand, H; Calderini, G; Chauveau, J; David, P;
DEL BUONO, L; DE LA VAISSIERE, C; Hamon, O; Leruste, P; Malcles, J; Ocariz, J; Perez, A; Gladney, L; Biasini, M; Covarelli, R; Manoni, E; Angelini, C; Batignani, G; Bettarini, S; Carpinelli, M; Cenci, R; Cervelli, A; Forti, F; Giorgi, Ma;
Lusiani, A; Marchiori, G; Mazur, Ma; Morganti, M; Neri, N; Paoloni, E; Rizzo, G; Walsh, Jj; Haire, M; Biesiada, J; Elmer, P; Lau, Yp; Lu, C; Olsen, J; Smith, Ajs; Telnov, Av; Baracchini, E; Bellini, Fabio; Cavoto, Gianluca; D'Orazio, A; DEL RE,
Daniele; DI MARCO, E; Faccini, Riccardo; Ferrarotto, F; Ferroni, Fernando; Gaspero, Mario; Jackson, Pd; Gioi, Ll; Mazzoni, Ma; Morganti, S; Piredda, G; Polci, F; Renga, F; Voena, C; Ebert, M; Schroder, H; Waldi, R; Adye, T; Castelli, G;
Franek, B; Olaiya, Eo; Ricciardi, S; Roethel, W; Wilson, Ff; Aleksan, R; Emery, S; Escalier, M; Gaidot, A; Ganzhur, Sf; DE MONCHENAULT, Gh; Kozanecki, W; Legendre, M; Vasseur, G; Yeche, C; Zito, M; Chen, Xr; Liu, H; Park, W; Purohit,
Mv; Wilson, Jr; Allen, Mt; Aston, D; Bartoldus, R; Bechtle, P; Berger, N; Claus, R; Coleman, Jp; Convery, Mr; Dingfelder, Jc; Dorfan, J; DUBOIS FELSMANN, Gp; Dujmic, D; Dunwoodie, W; Field, Rc; Glanzman, T; Gowdy, Sj; Graham, Mt;
Grenier, P; Hast, C; Hryn'Ova, T; Innes, Wr; Kaminski, J; Kelsey, Mh; Kim, H; Kim, P; Kocian, Ml; Leith, Dwgs; Li, S; Luitz, S; Luth, V; Lynch, Hl; Macfarlane, Db; Marsiske, H; Messner, R; Muller, Dr; O'Grady, Cp; Ofte, I; Perazzo, A; Perl, M;
Pulliam, T; Ratcliff, Bn; Roodman, A; Salnikov, Aa; Schindler, Rh; Schwiening, J; Snyder, A; Stelzer, J; Su, D; Sullivan, Mk; Suzuki, K; Swain, Sk; Thompson, Jm; Va'Vra, J; VAN BAKEL, N; Wagner, Ap; Weaver, M; Wisniewski, Wj; Wittgen, M;
Wright, Dh; Yarritu, Ak; Yi, K; Young, Cc; Burchat, Pr; Edwards, Aj; Majewski, Sa; Petersen, Ba; Wilden, L; Ahmed, S; Alam, Ms; Bula, R; Ernst, Ja; Jain, V; Pan, B; Saeed, Ma; Wappler, Fr; Zain, Sb; Bugg, W; Krishnamurthy, M; Spanier,
Sm; Eckmann, R; Ritchie, Jl; Ruland, Am; Schilling, Cj; Schwitters, Rf; Izen, Jm; Lou, Xc; Ye, S; Bianchi, F; Gallo, F; Gamba, D; Pelliccioni, M; Bomben, M; Bosisio, L; Cartaro, C; Cossutti, F; DELLA RICCA, G; Lanceri, L; Vitale, L; Azzolini, V;
LOPEZ MARCH, N; MARTINEZ VIDAL, F; Milanes, Da; Oyanguren, A; Albert, J; Banerjee, S; Bhuyan, B; Hamano, K; Kowalewski, R; Nugent, Im; Roney, Jm; Sobie, Rj; Back, Jj; Harrison, Pf; Latham, Te; Mohanty, Gb; Pappagallo, M; Band,
Hr; Chen, X; Dasu, S; Flood, Kt; Hollar, Jj; Kutter, Pe; Pan, Y; Pierini, M; Prepost, R; Wu, Sl; Yu, Z; Neal, H.